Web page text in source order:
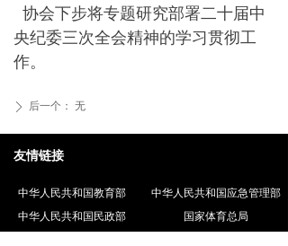
协会下步将专题研究部署二十届中
央纪委三次全会精神的学习贯彻工
作。
ꄲ 后一个： 无
友情链接
中华人民共和国教育部 中华人民共和国应急管理部
中华人民共和国民政部
国家体育总局